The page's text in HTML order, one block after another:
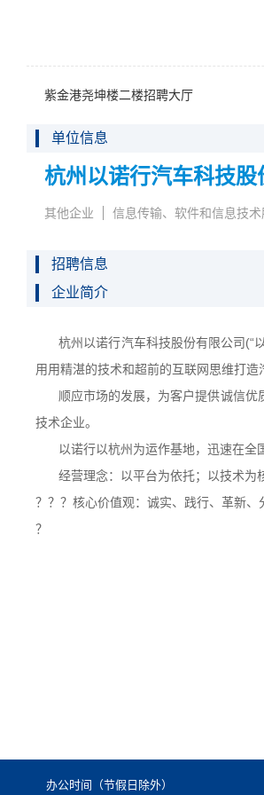
紫金港尧坤楼二楼招聘大厅
单位信息
杭州以诺行汽车科技股
其他企业 信息传输、软件和信息技术
招聘信息
企业简介
杭州以诺行汽车科技股份有限公司(“
用用精湛的技术和超前的互联网思维打造
顺应市场的发展，为客户提供诚信优
技术企业。
以诺行以杭州为运作基地，迅速在全
经营理念：以平台为依托；以技术为
？？？ 核心价值观：诚实、践行、革新、
？
办公时间（节假日除外）